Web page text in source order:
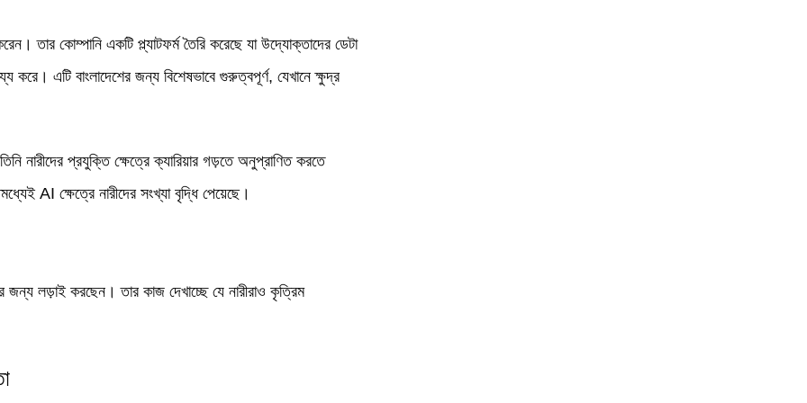
তার কোম্পানি একটি প্ল্যাটফর্ম তৈরি করেছে যা উদ্যোক্তাদের ডেটা
করে। এটি বাংলাদেশের জন্য বিশেষভাবে গুরুত্বপূর্ণ, যেখানে ক্ষুদ্র
নারীদের প্রযুক্তি ক্ষেত্রে ক্যারিয়ার গড়তে অনুপ্রাণিত করতে
AI ক্ষেত্রে নারীদের সংখ্যা বৃদ্ধি পেয়েছে।
লড়াই করছেন। তার কাজ দেখাচ্ছে যে নারীরাও কৃত্রিম